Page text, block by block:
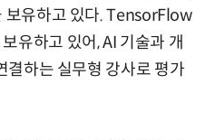
보유하고 있다. TensorFlow
유하고 있어, AI 기술과 개
결하는 실무형 강사로 평가